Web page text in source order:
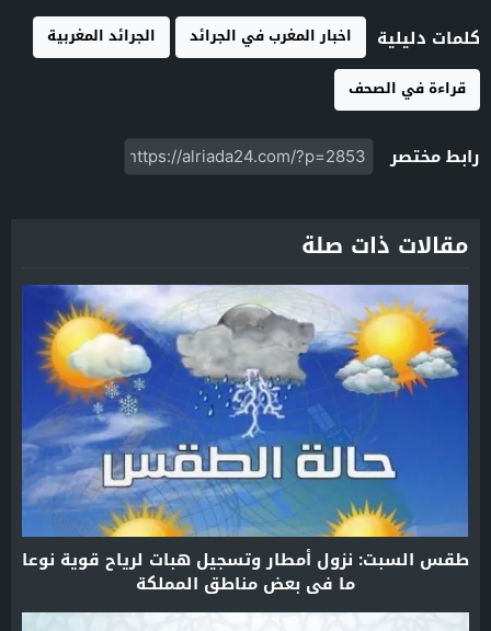
كلمات دليلية اخبار المغرب في الجرائد
الجرائد المغربية
قراءة في الصحف
رابط مختصر
مقالات ذات صلة
طقس السبت: نزول أمطار وتسجيل هبات لرياح قوية نوعا
ما في بعض مناطق المملكة